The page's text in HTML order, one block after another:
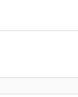
部屋でゆっくり